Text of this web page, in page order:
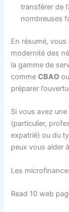
transférer de
nombreuses
En résumé,
modernité des
la gamme de
commeCBAO
préparer
Si vous avez
(particulier,
expatrié) ou du
peux vous aider
Les
Read 10 web